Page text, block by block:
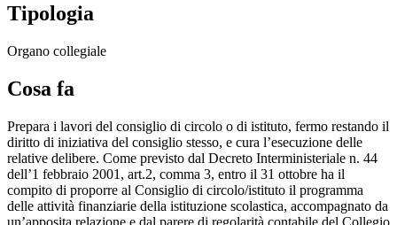
Tipologia
Organo collegiale
Cosa fa
Prepara i lavori del consiglio di circolo o di istituto, fermo restando il
diritto di iniziativa del consiglio stesso, e cura l’esecuzione delle
relative delibere. Come previsto dal Decreto Interministeriale n. 44
dell’1 febbraio 2001, art.2, comma 3, entro il 31 ottobre ha il
compito di proporre al Consiglio di circolo/istituto il programma
delle attività finanziarie della istituzione scolastica, accompagnato da
un’apposita relazione e dal parere di regolarità contabile del Collegio